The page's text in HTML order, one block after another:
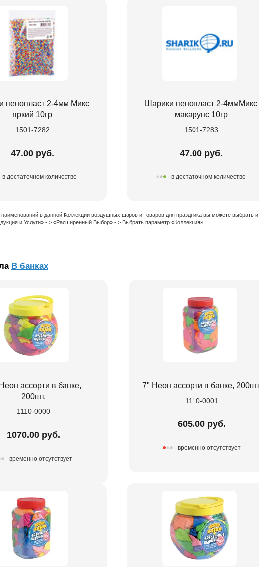
пенопласт 2-4мм Микс
яркий 10гр
1501-7282
47.00 руб.
в достаточном количестве
Шарики пенопласт 2-4ммМикс
макарунс 10гр
1501-7283
47.00 руб.
в достаточном количестве
в данной Коллекции воздушных шаров и товаров для праздника вы можете выбрать и
и Услуги» - > «Расширенный Выбор» - > Выбрать параметр «Коллекция»
В банках
ассорти в банке,
200шт.
1110-0000
1070.00 руб.
временно отсутствует
7" Неон ассорти в банке,
1110-0001
605.00 руб.
временно отсутствует